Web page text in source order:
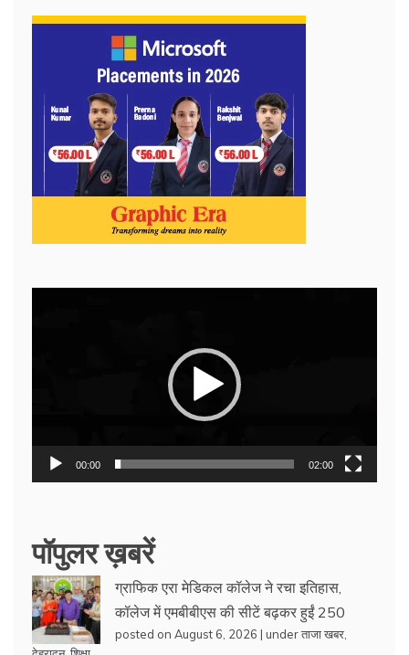
00:00 02:00
पॉपुलर ख़बरें
ग्राफिक एरा मेडिकल कॉलेज ने रचा इतिहास,
कॉलेज में एमबीबीएस की सीटें बढ़कर हुईं 250
posted on August 6, 2026 | underताजा खबर